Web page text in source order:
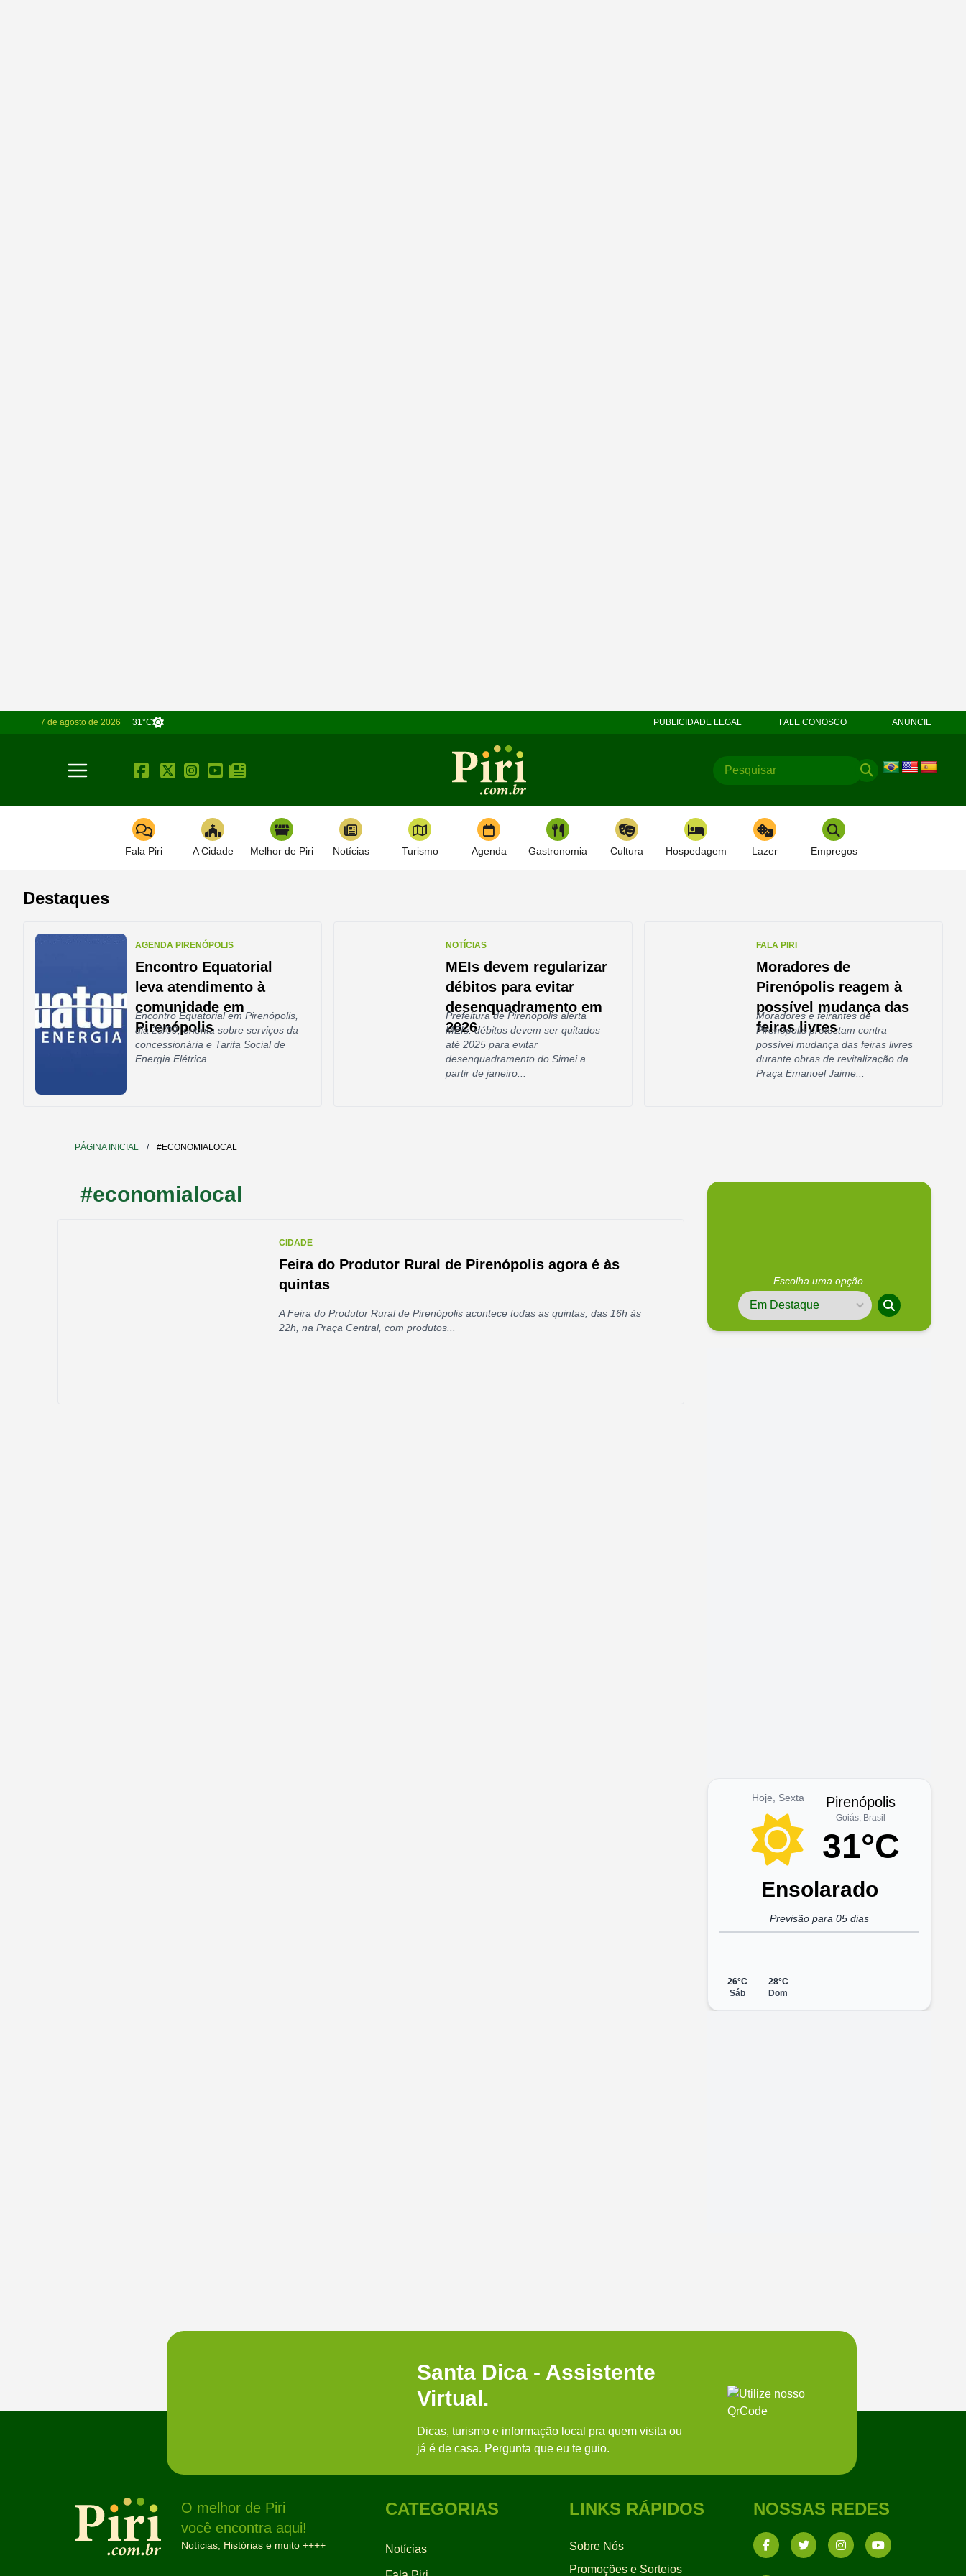
7 de agosto de 2026 31°C PUBLICIDADE LEGAL FALE CONOSCO ANUNCIE
Toggle navigation
Fala Piri A Cidade Melhor de Piri Notícias Turismo Agenda Gastronomia Cultura Hospedagem Lazer Empregos
Destaques
AGENDA PIRENÓPOLIS
Encontro Equatorial
leva atendimento à
comunidade em
Pirenópolis
Encontro Equatorial em Pirenópolis,
dia 29/09, orienta sobre serviços da
concessionária e Tarifa Social de
Energia Elétrica.
NOTÍCIAS
MEIs devem regularizar
débitos para evitar
desenquadramento em
2026
Prefeitura de Pirenópolis alerta
MEIs: débitos devem ser quitados
até 2025 para evitar
desenquadramento do Simei a
partir de janeiro...
FALA PIRI
Moradores de
Pirenópolis reagem à
possível mudança das
feiras livres
Moradores e feirantes de
Pirenópolis protestam contra
possível mudança das feiras livres
durante obras de revitalização da
Praça Emanoel Jaime...
PÁGINA INICIAL / #ECONOMIALOCAL
#economialocal
CIDADE
Feira do Produtor Rural de Pirenópolis agora é às
quintas
A Feira do Produtor Rural de Pirenópolis acontece todas as quintas, das 16h às
22h, na Praça Central, com produtos...
Escolha uma opção.
Hoje, Sexta Pirenópolis
Goiás, Brasil
31°C
Ensolarado
Previsão para 05 dias
26°C
Sáb
28°C
Dom
Santa Dica - Assistente
Virtual.
Dicas, turismo e informação local pra quem visita ou
já é de casa. Pergunta que eu te guio.
O melhor de Piri
você encontra aqui!
Notícias, Histórias e muito ++++
CATEGORIAS
Notícias
LINKS RÁPIDOS
Sobre Nós
Promoções e Sorteios
NOSSAS REDES